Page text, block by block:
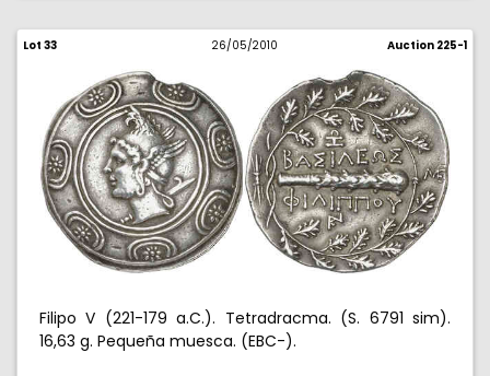
Lot 33 26/05/2010 Auction 225-1
Filipo V (221-179 a.C.). Tetradracma. (S. 6791 sim).
16,63 g. Pequeña muesca. (EBC-).